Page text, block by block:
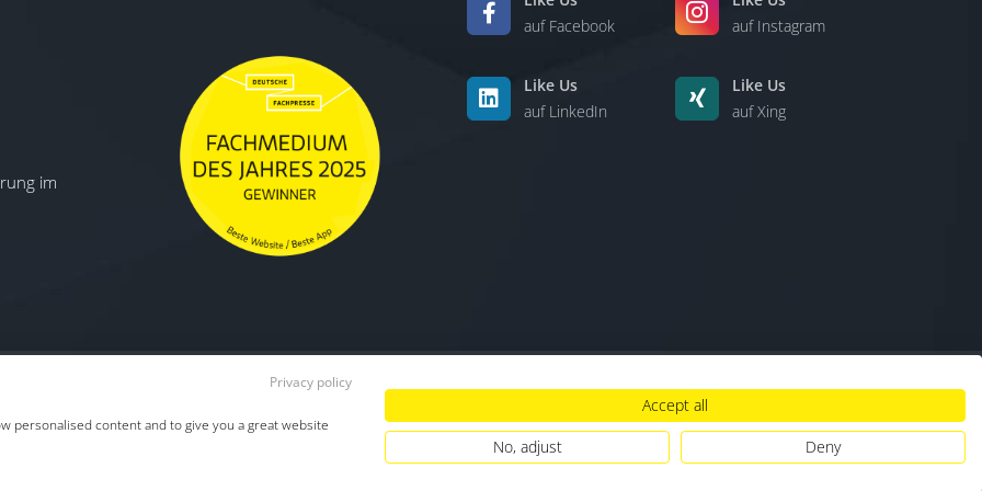
im
auf Facebook
auf Instagram
Like Us
auf LinkedIn
Like Us
auf Xing
Datenschutz Impressum Hinweisgebersystem
Privacy policy
personalised content and to give you a great website
Accept all
No, adjust
Deny